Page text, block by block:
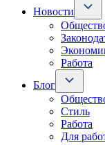
Новости
Работа
Блог
Стиль
Работа
Для